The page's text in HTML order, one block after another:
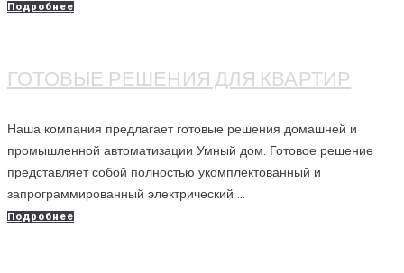
Подробнее
ГОТОВЫЕ РЕШЕНИЯ ДЛЯ КВАРТИР
Наша компания предлагает готовые решения домашней и
промышленной автоматизации Умный дом. Готовое решение
представляет собой полностью укомплектованный и
запрограммированный электрический ...
Подробнее